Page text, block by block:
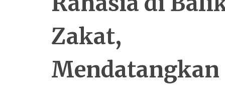
Zakat,
Mendatangkan